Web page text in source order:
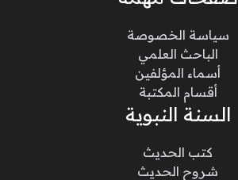
سياسة الخصوصة
الباحث العلمي
أسماء المؤلفين
أقسام المكتبة
السنة النبوية
كتب الحديث
شروح الحديث